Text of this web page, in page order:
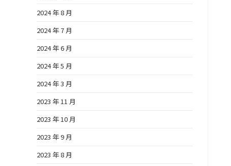
2024 年 8 月
2024 年 7 月
2024 年 6 月
2024 年 5 月
2024 年 3 月
2023 年 11 月
2023 年 10 月
2023 年 9 月
2023 年 8 月